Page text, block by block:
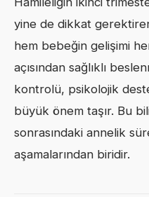
yine de dikkat
hem bebeğin gelişimi
açısından sağlıklı
kontrolü, psikolojik
büyük önem taşır. Bu
sonrasındaki annelik
aşamalarından biridir.